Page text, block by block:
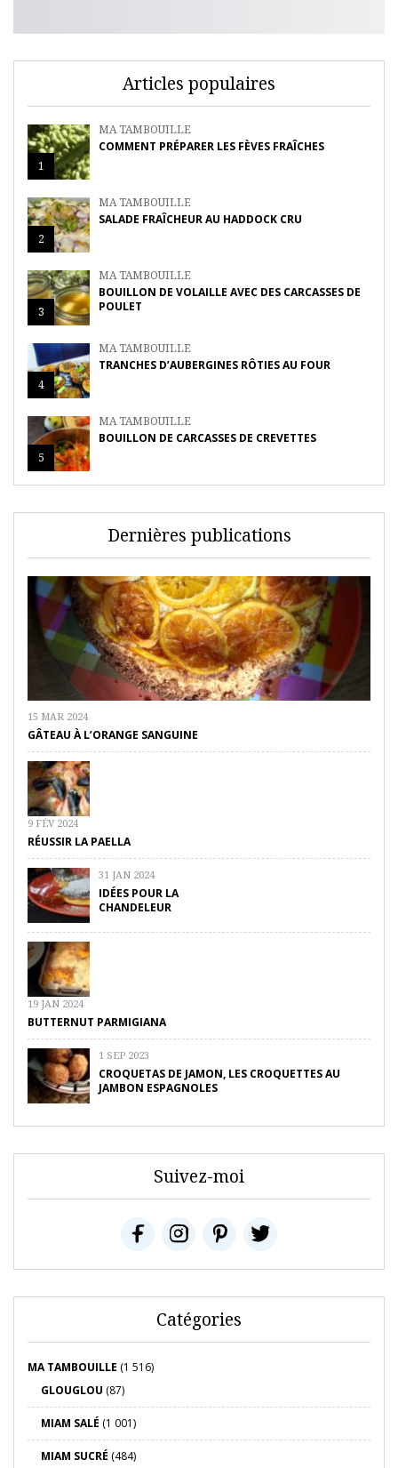
Articles populaires
1
MA TAMBOUILLE
COMMENT PRÉPARER LES FÈVES FRAÎCHES
2
MA TAMBOUILLE
SALADE FRAÎCHEUR AU HADDOCK CRU
3
MA TAMBOUILLE
BOUILLON DE VOLAILLE AVEC DES CARCASSES DE
POULET
4
MA TAMBOUILLE
TRANCHES D’AUBERGINES RÔTIES AU FOUR
5
MA TAMBOUILLE
BOUILLON DE CARCASSES DE CREVETTES
Dernières publications
15 MAR 2024
GÂTEAU À L’ORANGE SANGUINE
9 FÉV 2024
RÉUSSIR LA PAELLA
31 JAN 2024
IDÉES POUR LA
CHANDELEUR
19 JAN 2024
BUTTERNUT PARMIGIANA
1 SEP 2023
CROQUETAS DE JAMON, LES CROQUETTES AU
JAMBON ESPAGNOLES
Suivez-moi
Catégories
MA TAMBOUILLE (1 516)
GLOUGLOU (87)
MIAM SALÉ (1 001)
MIAM SUCRÉ (484)